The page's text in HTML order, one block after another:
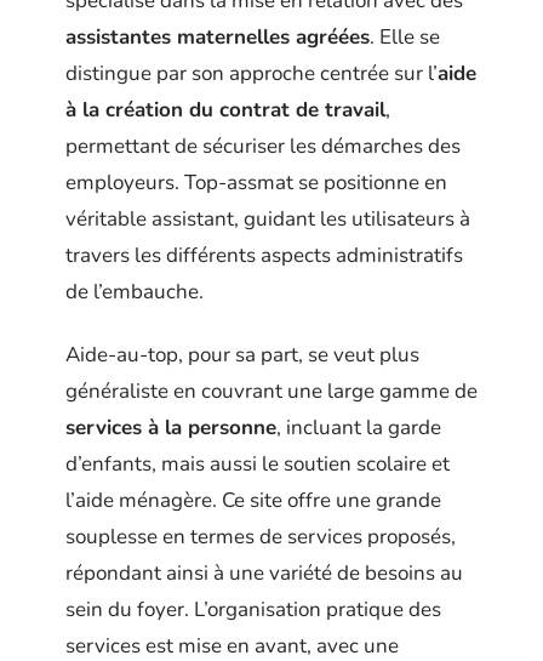
assistantes maternelles agréées. Elle se
distingue par son approche centrée sur l’aide
à la création du contrat de travail,
permettant de sécuriser les démarches des
employeurs. Top-assmat se positionne en
véritable assistant, guidant les utilisateurs à
travers les différents aspects administratifs
de l’embauche.
Aide-au-top, pour sa part, se veut plus
généraliste en couvrant une large gamme de
services à la personne, incluant la garde
d’enfants, mais aussi le soutien scolaire et
l’aide ménagère. Ce site offre une grande
souplesse en termes de services proposés,
répondant ainsi à une variété de besoins au
sein du foyer. L’organisation pratique des
services est mise en avant, avec une